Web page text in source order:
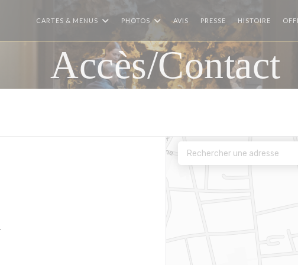
CARTES & MENUS PHOTOS AVIS PRESSE HISTOIRE
Accès/Contact